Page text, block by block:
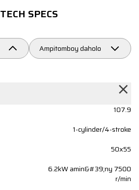
TECH SPECS
Ampitomboy daholo
107.9
1-cylinder/4-stroke
50x55
6.2kW amin&#39;ny 7500
r/min